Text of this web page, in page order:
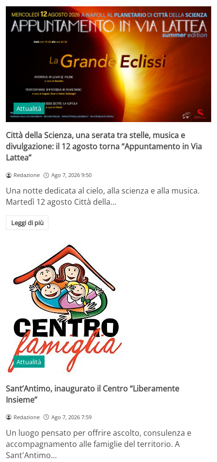
Attualità
Città della Scienza, una serata tra stelle, musica e
divulgazione: il 12 agosto torna “Appuntamento in Via
Lattea”
Redazione Ago 7, 2026 9:50
Una notte dedicata al cielo, alla scienza e alla musica.
Martedì 12 agosto Città della…
Leggi di più
Attualità
Sant’Antimo, inaugurato il Centro “Liberamente
Insieme”
Redazione Ago 7, 2026 7:59
Un luogo pensato per offrire ascolto, consulenza e
accompagnamento alle famiglie del territorio. A
Sant'Antimo…